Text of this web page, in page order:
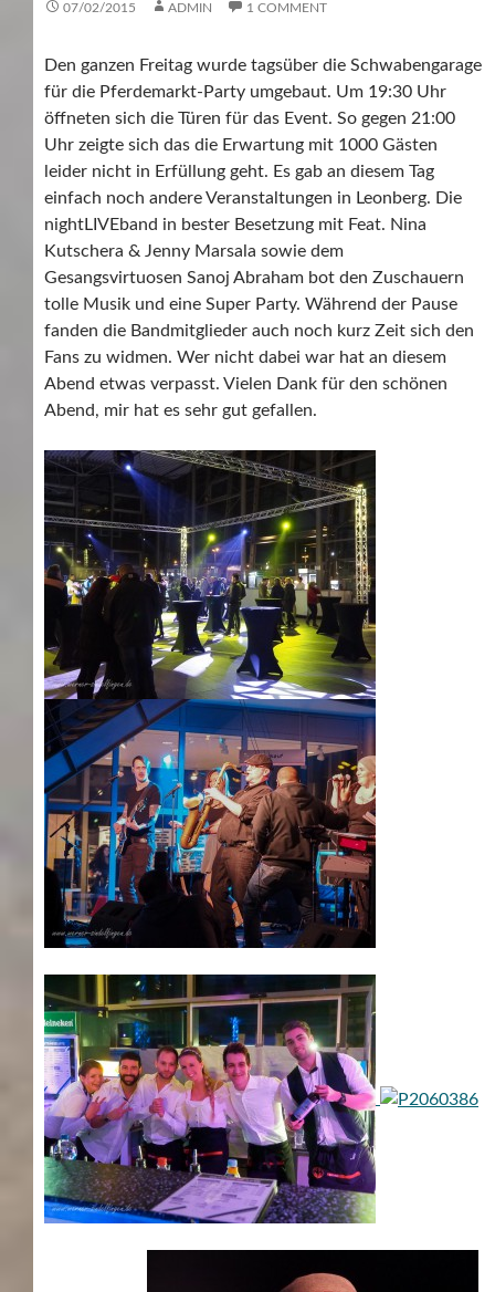
07/02/2015 ADMIN 1 COMMENT
Den ganzen Freitag wurde tagsüber die Schwabengarage
für die Pferdemarkt-Party umgebaut. Um 19:30 Uhr
öffneten sich die Türen für das Event. So gegen 21:00
Uhr zeigte sich das die Erwartung mit 1000 Gästen
leider nicht in Erfüllung geht. Es gab an diesem Tag
einfach noch andere Veranstaltungen in Leonberg. Die
nightLIVEband in bester Besetzung mit Feat. Nina
Kutschera & Jenny Marsala sowie dem
Gesangsvirtuosen Sanoj Abraham bot den Zuschauern
tolle Musik und eine Super Party. Während der Pause
fanden die Bandmitglieder auch noch kurz Zeit sich den
Fans zu widmen. Wer nicht dabei war hat an diesem
Abend etwas verpasst. Vielen Dank für den schönen
Abend, mir hat es sehr gut gefallen.